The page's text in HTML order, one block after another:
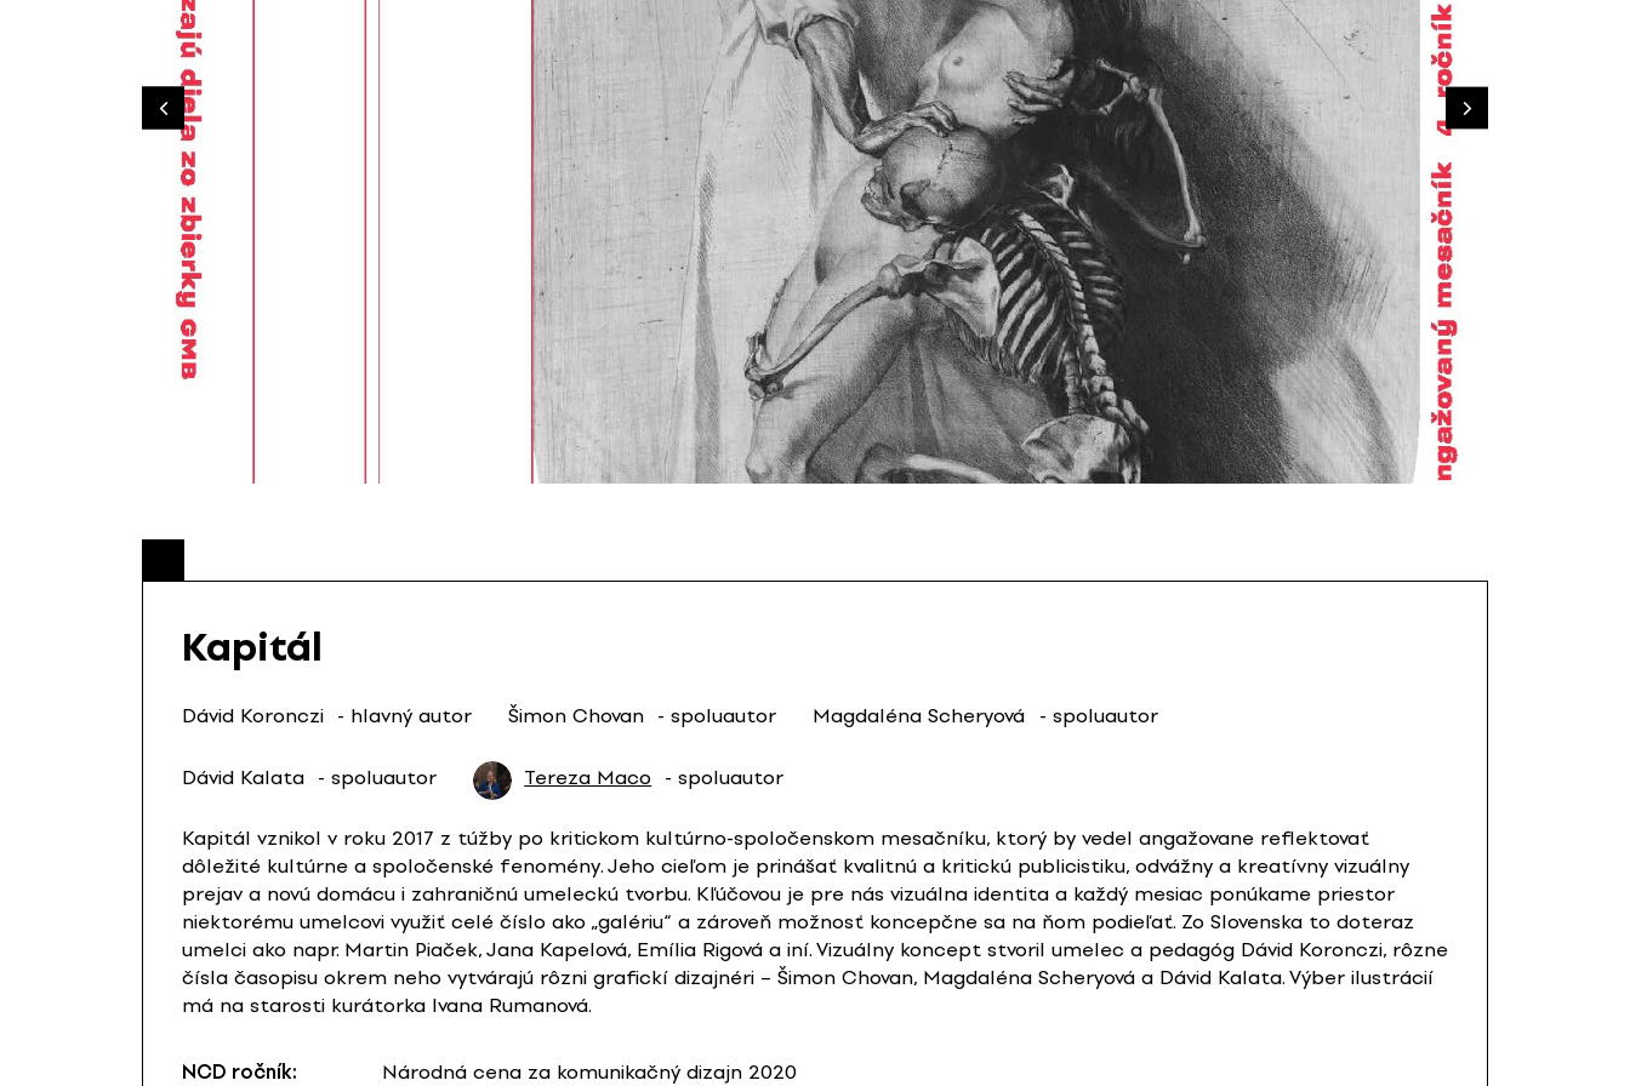
Kapitál
Dávid Koronczi - hlavný autor Šimon Chovan - spoluautor Magdaléna Scheryová - spoluautor
Dávid Kalata - spoluautor Tereza Maco - spoluautor
Kapitál vznikol v roku 2017 z túžby po kritickom kultúrno-spoločenskom mesačníku, ktorý by vedel angažovane reflektovať
dôležité kultúrne a spoločenské fenomény. Jeho cieľom je prinášať kvalitnú a kritickú publicistiku, odvážny a kreatívny vizuálny
prejav a novú domácu i zahraničnú umeleckú tvorbu. Kľúčovou je pre nás vizuálna identita a každý mesiac ponúkame priestor
niektorému umelcovi využiť celé číslo ako „galériu“ a zároveň možnosť koncepčne sa na ňom podieľať. Zo Slovenska to doteraz
umelci ako napr. Martin Piaček, Jana Kapelová, Emília Rigová a iní. Vizuálny koncept stvoril umelec a pedagóg Dávid Koronczi, rôzne
čísla časopisu okrem neho vytvárajú rôzni grafickí dizajnéri – Šimon Chovan, Magdaléna Scheryová a Dávid Kalata. Výber ilustrácií
má na starosti kurátorka Ivana Rumanová.
NCD ročník: Národná cena za komunikačný dizajn 2020